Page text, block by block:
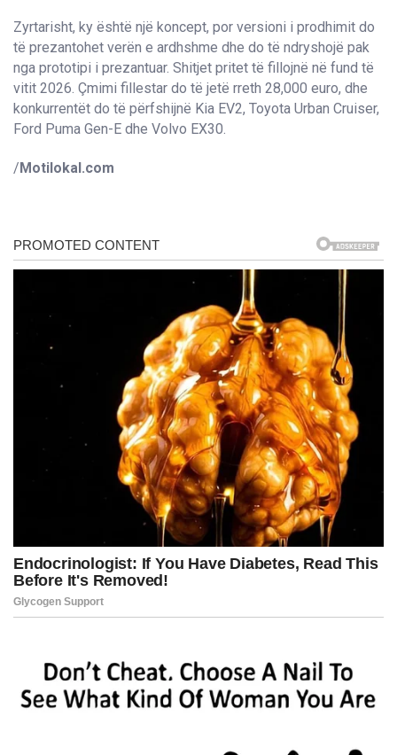
Zyrtarisht, ky është një koncept, por versioni i prodhimit do
të prezantohet verën e ardhshme dhe do të ndryshojë pak
nga prototipi i prezantuar. Shitjet pritet të fillojnë në fund të
vitit 2026. Çmimi fillestar do të jetë rreth 28,000 euro, dhe
konkurrentët do të përfshijnë Kia EV2, Toyota Urban Cruiser,
Ford Puma Gen-E dhe Volvo EX30.
/ Motilokal.com